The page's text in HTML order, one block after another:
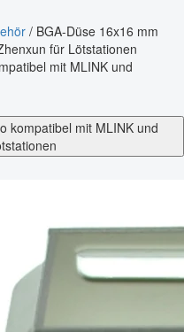
/ BGA-Düse 16x16 mm
für Lötstationen